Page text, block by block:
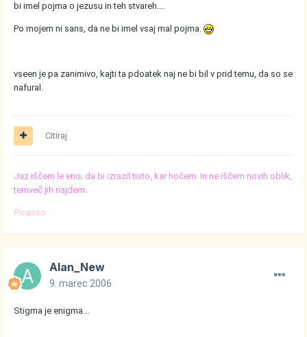
bi imel pojma o jezusu in teh stvareh....
Po mojem ni sans, da ne bi imel vsaj mal pojma.
vseen je pa zanimivo, kajti ta pdoatek naj ne bi bil v prid temu, da so se
nafural.
Citiraj
Jaz iščem le eno; da bi izrazil tisto, kar hočem. In ne iščem novih oblik,
temveč jih najdem.
Picasso
Alan_New
9. marec 2006
Stigma je enigma...